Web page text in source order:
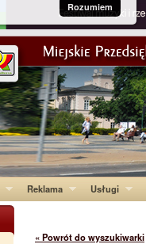
Reklama Usługi
« Powrót do wyszukiwarki
Rozumiem